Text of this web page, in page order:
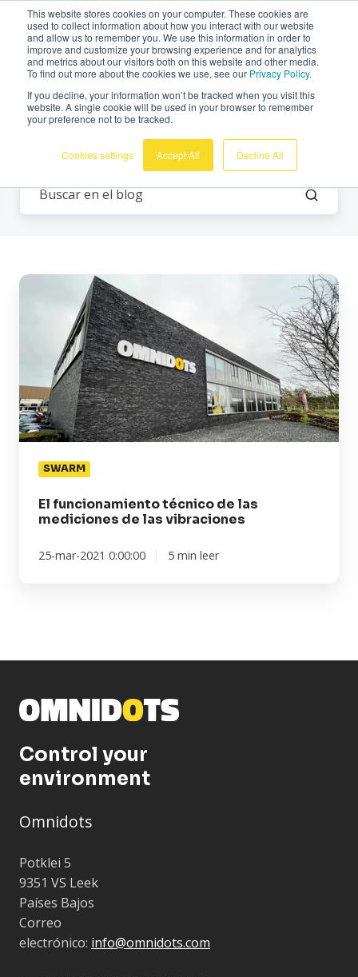
This website stores cookies on your computer. These cookies are
used to collect information about how you interact with our website
and allow us to remember you. We use this information in order to
improve and customize your browsing experience and for analytics
and metrics about our visitors both on this website and other media.
To find out more about the cookies we use, see our Privacy Policy.
If you decline, your information won’t be tracked when you visit this
website. A single cookie will be used in your browser to remember
your preference not to be tracked.
Cookies settings Accept All Decline All
Español
El
funcionamiento
mediciones
de
las
vibraciones
SWARM
El funcionamiento técnico de las
mediciones de las vibraciones
25-mar-2021 0:00:00 5 min leer
Control your
environment
Omnidots
Potklei 5
9351 VS Leek
Países Bajos
Correo
electrónico: info@omnidots.com